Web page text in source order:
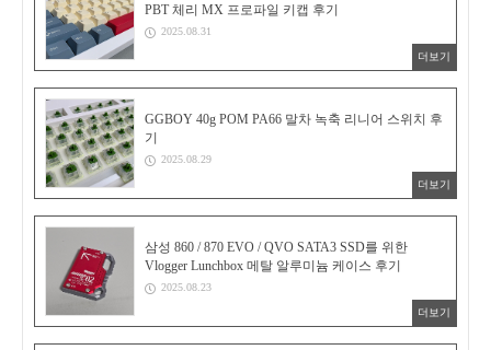
PBT 체리 MX 프로파일 키캡 후기
2025.08.31
더보기
GGBOY 40g POM PA66 말차 녹축 리니어 스위치 후
기
2025.08.29
더보기
삼성 860 / 870 EVO / QVO SATA3 SSD를 위한
Vlogger Lunchbox 메탈 알루미늄 케이스 후기
2025.08.23
더보기